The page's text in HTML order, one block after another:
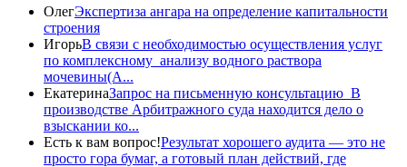
ОлегЭкспертиза ангара на определение капитальности
строения
ИгорьВ связи с необходимостью осуществления услуг
по комплексному анализу водного раствора
мочевины(A...
ЕкатеринаЗапрос на письменную консультацию В
производстве Арбитражного суда находится дело о
взыскании ко...
Есть к вам вопрос!Результат хорошего аудита — это не
просто гора бумаг, а готовый план действий, где